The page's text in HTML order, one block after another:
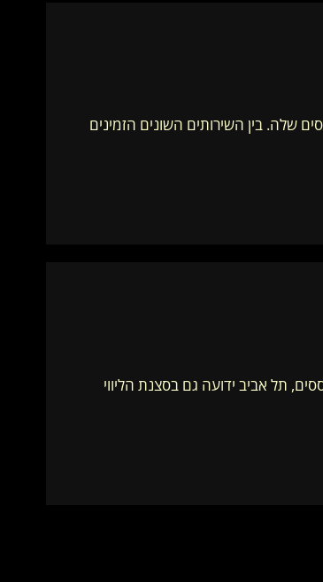
שלה. בין השירותים השונים הזמינים
תל אביב ידועה גם בסצנת הליווי